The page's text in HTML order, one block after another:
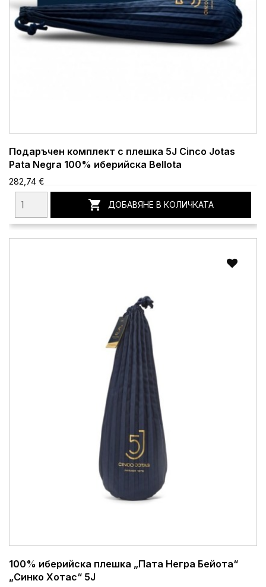
Подаръчен комплект с плешка 5J Cinco Jotas
Pata Negra 100% иберийска Bellota
282,74 €
 ДОБАВЯНЕ В КОЛИЧКАТА
100% иберийска плешка „Пата Негра Бейота“
„Синко Хотас“ 5J